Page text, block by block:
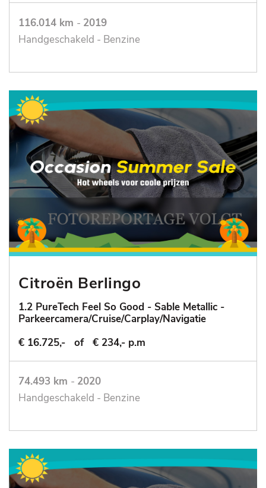
116.014 km - 2019
Handgeschakeld - Benzine
Citroën Berlingo
1.2 PureTech Feel So Good - Sable Metallic -
Parkeercamera/Cruise/Carplay/Navigatie
€ 16.725,-
of € 234,- p.m
74.493 km - 2020
Handgeschakeld - Benzine